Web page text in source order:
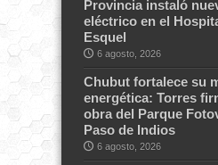
Provincia instaló
eléctrico en el
Esquel
6 agosto, 2026
Chubut fortalece su
energética: Torres
obra del Parque
Paso de Indios
6 agosto, 2026